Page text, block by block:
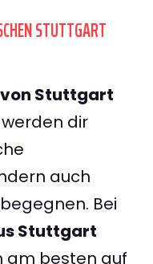
STUTTGART
Stuttgart
dir
auch
Bei
Stuttgart
am besten auf